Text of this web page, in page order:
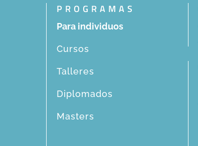
PROGRAMAS
Para individuos
Cursos
Talleres
Diplomados
Masters